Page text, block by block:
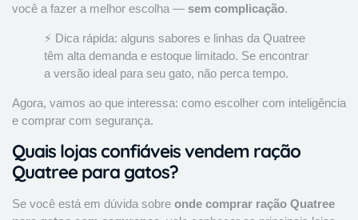
você a fazer a melhor escolha — sem complicação.
⚡ Dica rápida: alguns sabores e linhas da Quatree
têm alta demanda e estoque limitado. Se encontrar
a versão ideal para seu gato, não perca tempo.
Agora, vamos ao que interessa: como escolher com inteligência
e comprar com segurança.
Quais lojas confiáveis vendem ração
Quatree para gatos?
Se você está em dúvida sobre onde comprar ração Quatree